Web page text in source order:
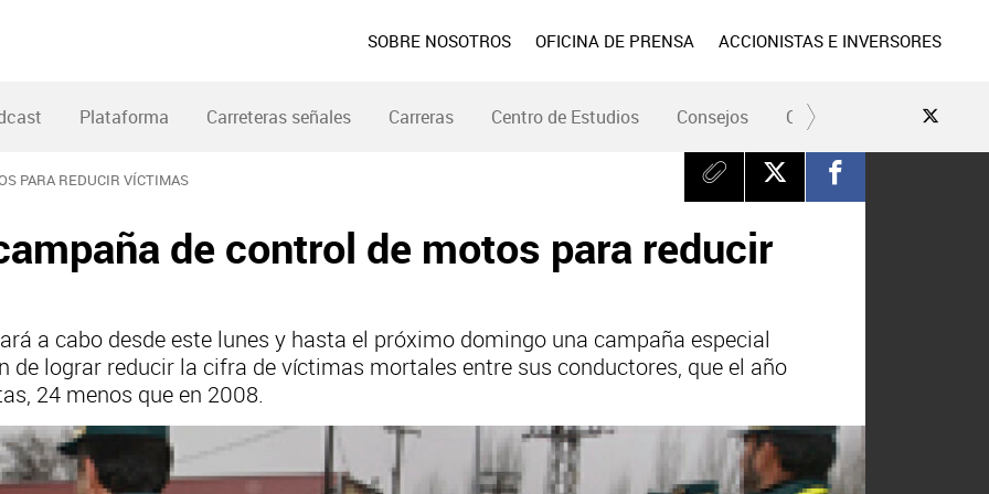
SOBRE NOSOTROS OFICINA DE PRENSA ACCIONISTAS E INVERSORES
Plataforma Carreteras señales Carreras Centro de Estudios Consejos Conduce Seguro
PARA REDUCIR VÍCTIMAS
de control de motos para reducir
a cabo desde este lunes y hasta el próximo domingo una campaña especial
de lograr reducir la cifra de víctimas mortales entre sus conductores, que el año
24 menos que en 2008.